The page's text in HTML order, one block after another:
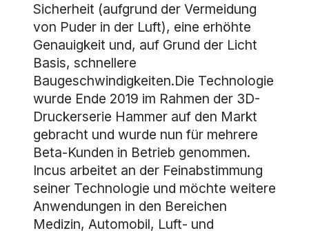
Sicherheit (aufgrund der Vermeidung
von Puder in der Luft), eine erhöhte
Genauigkeit und, auf Grund der Licht
Basis, schnellere
Baugeschwindigkeiten.Die Technologie
wurde Ende 2019 im Rahmen der 3D-
Druckerserie Hammer auf den Markt
gebracht und wurde nun für mehrere
Beta-Kunden in Betrieb genommen.
Incus arbeitet an der Feinabstimmung
seiner Technologie und möchte weitere
Anwendungen in den Bereichen
Medizin, Automobil, Luft- und